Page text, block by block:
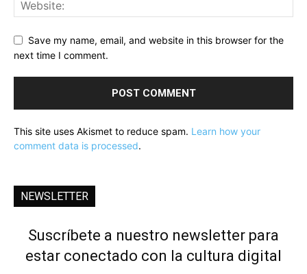
Save my name, email, and website in this browser for the
next time I comment.
This site uses Akismet to reduce spam. Learn how your
comment data is processed.
NEWSLETTER
Suscríbete a nuestro newsletter para
estar conectado con la cultura digital